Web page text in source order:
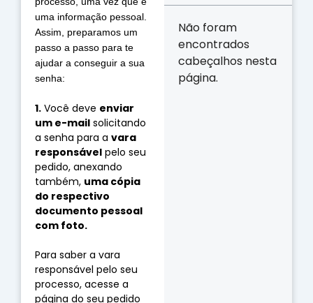
uma informação pessoal.
Assim, preparamos um
passo a passo para te
ajudar a conseguir a sua
senha:
1. Você deve enviar
um e-mail solicitando
a senha para a vara
responsável pelo seu
pedido, anexando
também, uma cópia
do respectivo
documento pessoal
com foto.
Para saber a vara
responsável pelo seu
processo, acesse a
página do seu pedido
Não foram
encontrados
cabeçalhos nesta
página.